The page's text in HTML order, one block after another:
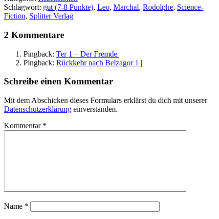
Schlagwort: gut (7-8 Punkte), Leo, Marchal, Rodolphe, Science-
Fiction, Splitter Verlag
2 Kommentare
Pingback: Ter 1 – Der Fremde |
Pingback: Rückkehr nach Belzagor 1 |
Schreibe einen Kommentar
Mit dem Abschicken dieses Formulars erklärst du dich mit unserer
Datenschutzerklärung einverstanden.
Kommentar *
Name *